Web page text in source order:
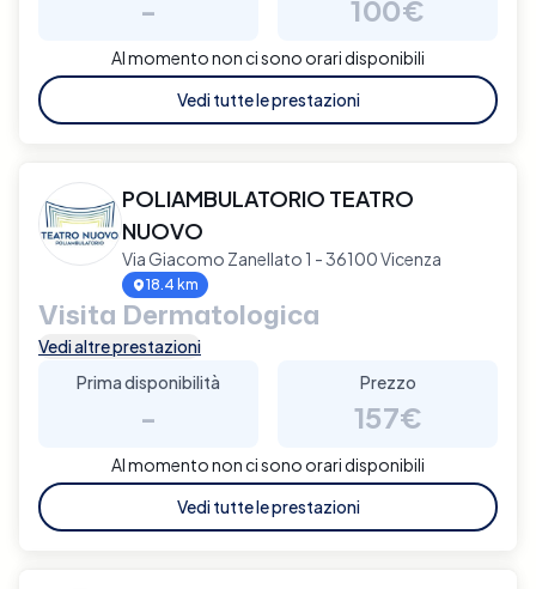
- 100€
Al momento non ci sono orari disponibili
Vedi tutte le prestazioni
POLIAMBULATORIO TEATRO
NUOVO
Via Giacomo Zanellato 1 - 36100 Vicenza
18.4 km
Visita Dermatologica
Vedi altre prestazioni
Prima disponibilità
-
Prezzo
157€
Al momento non ci sono orari disponibili
Vedi tutte le prestazioni